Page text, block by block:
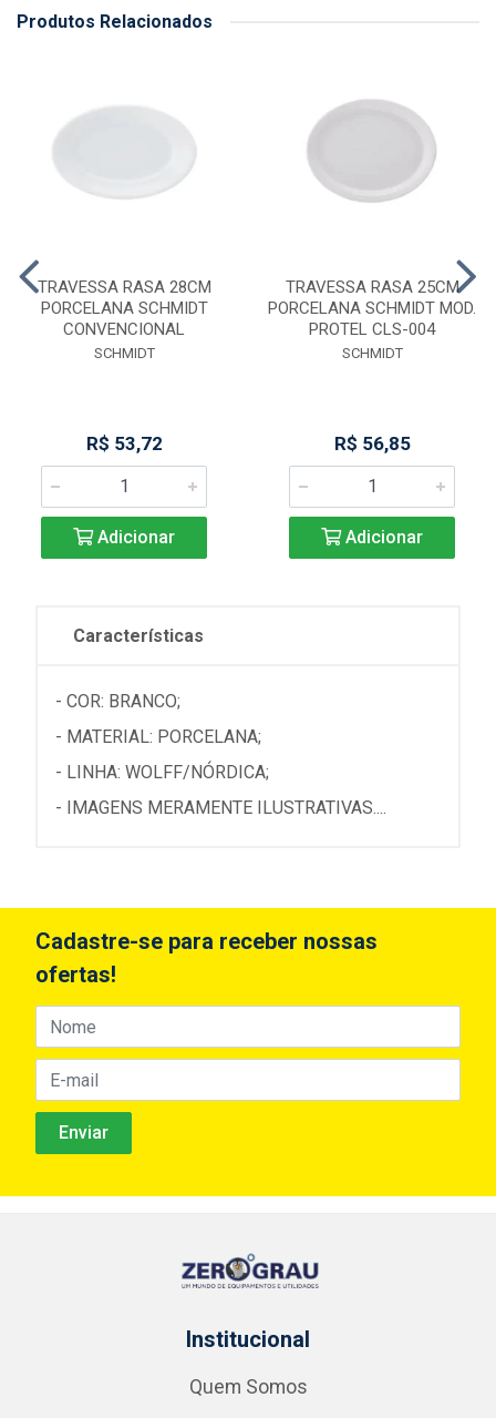
Produtos Relacionados
TRAVESSA RASA 28CM
PORCELANA SCHMIDT
CONVENCIONAL
SCHMIDT
R$ 53,72
Adicionar
TRAVESSA RASA 25CM
PORCELANA SCHMIDT MOD.
PROTEL CLS-004
SCHMIDT
R$ 56,85
Adicionar
Características
- COR: BRANCO;
- MATERIAL: PORCELANA;
- LINHA: WOLFF/NÓRDICA;
- IMAGENS MERAMENTE ILUSTRATIVAS....
Cadastre-se para receber nossas
ofertas!
Institucional
Quem Somos